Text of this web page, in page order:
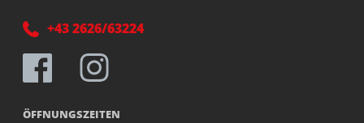
+43 2626/63224
ÖFFNUNGSZEITEN